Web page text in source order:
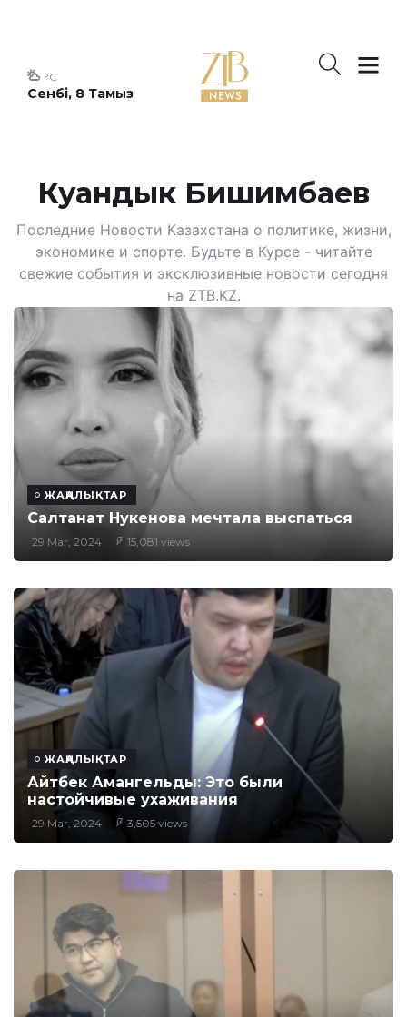
Сенбі, 8 Тамыз
°C
Куандык Бишимбаев
Последние Новости Казахстана о политике, жизни,
экономике и спорте. Будьте в Курсе - читайте
свежие события и эксклюзивные новости сегодня
на ZTB.KZ.
ЖАҢАЛЫҚТАР
Салтанат Нукенова мечтала выспаться
29 Mar, 2024 15,081 views
ЖАҢАЛЫҚТАР
Айтбек Амангельды: Это были
настойчивые ухаживания
29 Mar, 2024 3,505 views